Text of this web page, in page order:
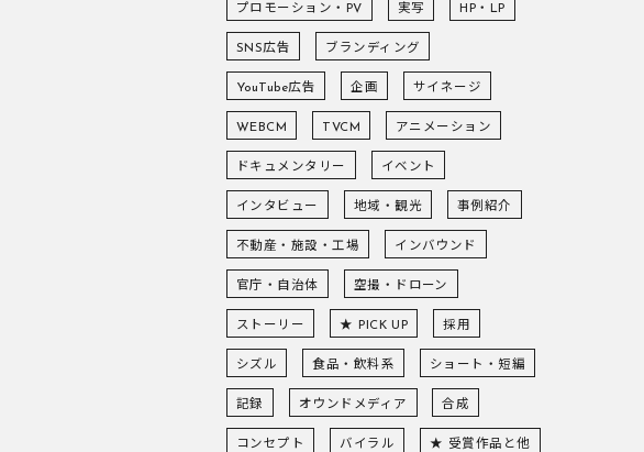
プロモーション・PV 実写 HP・LP
SNS広告 ブランディング
YouTube広告 企画 サイネージ
WEBCM TVCM アニメーション
ドキュメンタリー イベント
インタビュー 地域・観光 事例紹介
不動産・施設・工場 インバウンド
官庁・自治体 空撮・ドローン
ストーリー ★ PICK UP 採用
シズル 食品・飲料系 ショート・短編
記録 オウンドメディア 合成
コンセプト バイラル ★ 受賞作品と他